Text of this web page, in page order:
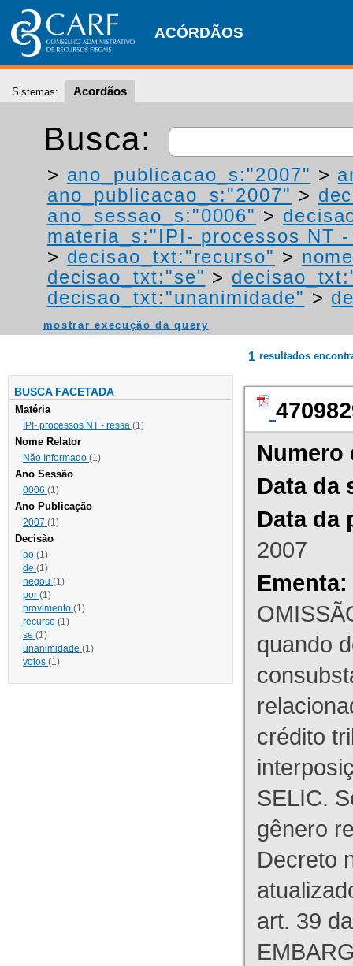
ACÓRDÃOS
Sistemas: Acordãos
Busca:
> ano_publicacao_s:"2007" >
ano_publicacao_s:"2007" >
ano_sessao_s:"0006" >
materia_s:"IPI- processos NT
> decisao_txt:"recurso" >
decisao_txt:"se" >
decisao_txt:"unanimidade" >
mostrar execução da query
BUSCA FACETADA
Matéria
IPI- processos NT - ressa (1)
Nome Relator
Não Informado (1)
Ano Sessão
0006 (1)
Ano Publicação
2007 (1)
Decisão
ao (1)
de (1)
negou (1)
por (1)
provimento (1)
recurso (1)
se (1)
unanimidade (1)
votos (1)
1 resultados
Numero
Data da
Data da
2007
Ementa:
quando
crédito
SELIC.
gênero
Decreto
art. 39